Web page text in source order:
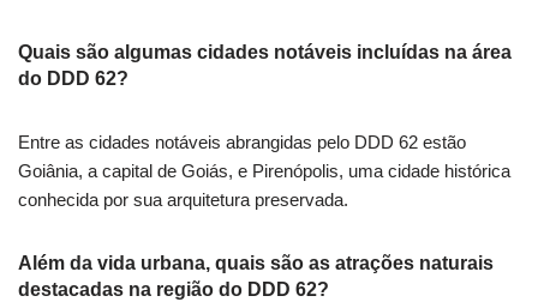
Quais são algumas cidades notáveis incluídas na área
do DDD 62?
Entre as cidades notáveis abrangidas pelo DDD 62 estão
Goiânia, a capital de Goiás, e Pirenópolis, uma cidade histórica
conhecida por sua arquitetura preservada.
Além da vida urbana, quais são as atrações naturais
destacadas na região do DDD 62?